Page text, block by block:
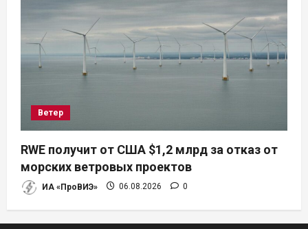
Ветер
RWE получит от США $1,2 млрд за отказ от
морских ветровых проектов
ИА «ПроВИЭ» 06.08.2026 0